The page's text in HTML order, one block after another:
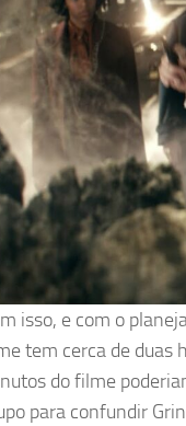
isso, e com o
tem cerca de duas
do filme
para confundir